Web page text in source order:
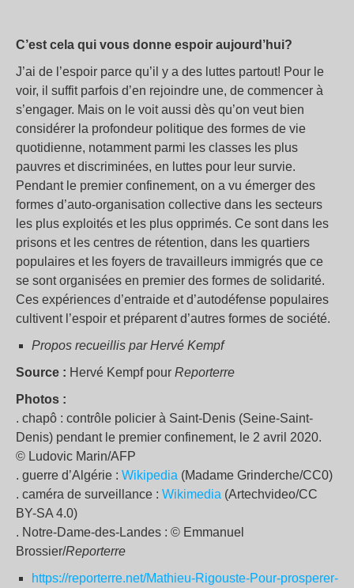
C’est cela qui vous donne espoir aujourd’hui?
J’ai de l’espoir parce qu’il y a des luttes partout! Pour le
voir, il suffit parfois d’en rejoindre une, de commencer à
s’engager. Mais on le voit aussi dès qu’on veut bien
considérer la profondeur politique des formes de vie
quotidienne, notamment parmi les classes les plus
pauvres et discriminées, en luttes pour leur survie.
Pendant le premier confinement, on a vu émerger des
formes d’auto-organisation collective dans les secteurs
les plus exploités et les plus opprimés. Ce sont dans les
prisons et les centres de rétention, dans les quartiers
populaires et les foyers de travailleurs immigrés que ce
se sont organisées en premier des formes de solidarité.
Ces expériences d’entraide et d’autodéfense populaires
cultivent l’espoir et préparent d’autres formes de société.
Propos recueillis par Hervé Kempf
Source : Hervé Kempf pour Reporterre
Photos :
. chapô : contrôle policier à Saint-Denis (Seine-Saint-
Denis) pendant le premier confinement, le 2 avril 2020.
© Ludovic Marin/AFP
. guerre d’Algérie : Wikipedia (Madame Grinderche/CC0)
. caméra de surveillance : Wikimedia (Artechvideo/CC
BY-SA 4.0)
. Notre-Dame-des-Landes : © Emmanuel
Brossier/Reporterre
https://reporterre.net/Mathieu-Rigouste-Pour-prosperer-